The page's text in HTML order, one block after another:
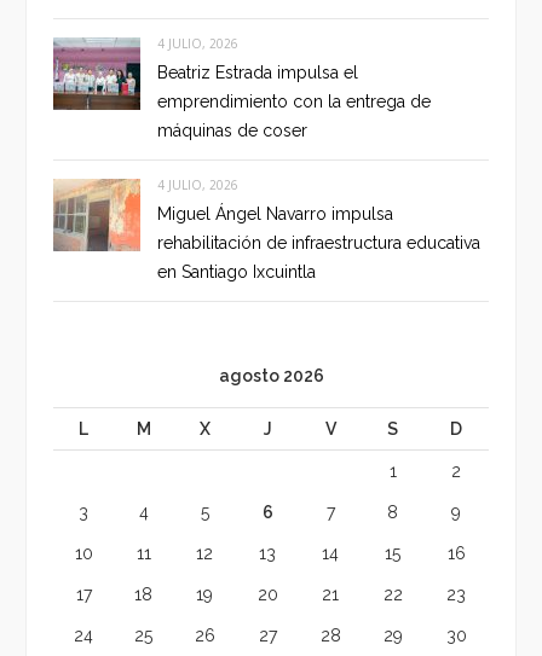
4 JULIO, 2026
Beatriz Estrada impulsa el
emprendimiento con la entrega de
máquinas de coser
4 JULIO, 2026
Miguel Ángel Navarro impulsa
rehabilitación de infraestructura educativa
en Santiago Ixcuintla
agosto 2026
L M X J V S D
1 2
3 4 5 6 7 8 9
10 11 12 13 14 15 16
17 18 19 20 21 22 23
24 25 26 27 28 29 30